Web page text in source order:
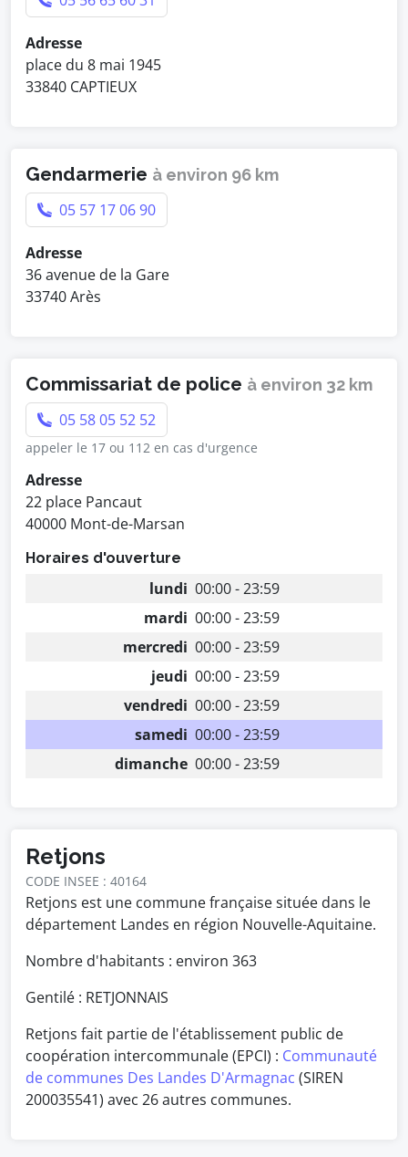
Adresse
place du 8 mai 1945
33840 CAPTIEUX
Gendarmerie à environ 96 km
05 57 17 06 90
Adresse
36 avenue de la Gare
33740 Arès
Commissariat de police à environ 32 km
05 58 05 52 52
appeler le 17 ou 112 en cas d'urgence
Adresse
22 place Pancaut
40000 Mont-de-Marsan
Horaires d'ouverture
lundi 00:00 - 23:59
mardi 00:00 - 23:59
mercredi 00:00 - 23:59
jeudi 00:00 - 23:59
vendredi 00:00 - 23:59
samedi 00:00 - 23:59
dimanche 00:00 - 23:59
Retjons
CODE INSEE : 40164
Retjons est une commune française située dans le
département Landes en région Nouvelle-Aquitaine.
Nombre d'habitants : environ 363
Gentilé : RETJONNAIS
Retjons fait partie de l'établissement public de
coopération intercommunale (EPCI) : Communauté
de communes Des Landes D'Armagnac (SIREN
200035541) avec 26 autres communes.